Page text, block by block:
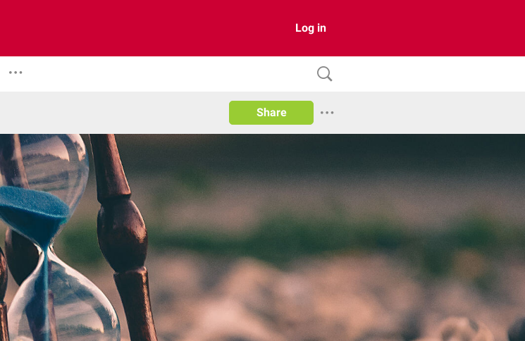
Log in
Share